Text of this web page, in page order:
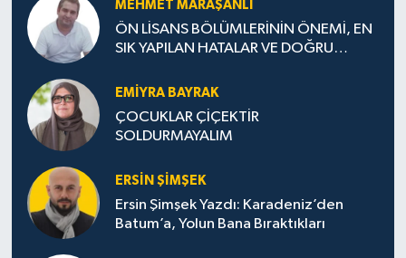
MEHMET MARAŞANLI
ÖN LİSANS BÖLÜMLERİNİN ÖNEMİ, EN
SIK YAPILAN HATALAR VE DOĞRU
EMIYRA BAYRAK
ÇOCUKLAR ÇİÇEKTİR
SOLDURMAYALIM
ERSIN ŞIMŞEK
Ersin Şimşek Yazdı: Karadeniz’den
Batum’a, Yolun Bana Bıraktıkları